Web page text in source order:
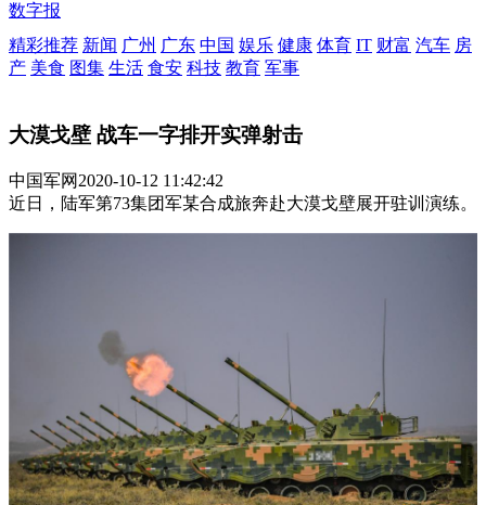
数字报
精彩推荐 新闻 广州 广东 中国 娱乐 健康 体育 IT 财富 汽车 房
产 美食 图集 生活 食安 科技 教育 军事
大漠戈壁 战车一字排开实弹射击
中国军网 2020-10-12 11:42:42
近日，陆军第73集团军某合成旅奔赴大漠戈壁展开驻训演练。